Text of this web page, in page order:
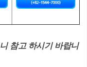
참고 하시기 바랍니